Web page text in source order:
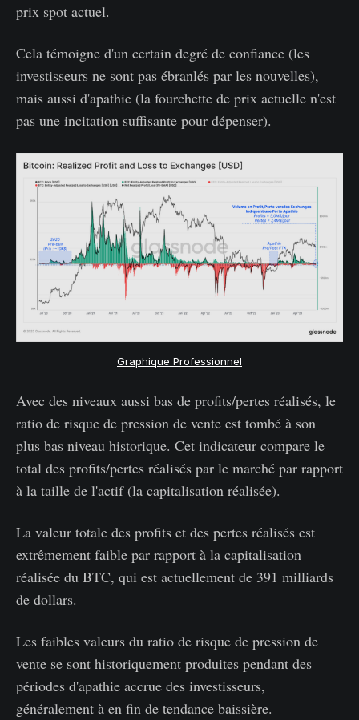
prix spot actuel.
Cela témoigne d'un certain degré de confiance (les
investisseurs ne sont pas ébranlés par les nouvelles),
mais aussi d'apathie (la fourchette de prix actuelle n'est
pas une incitation suffisante pour dépenser).
Graphique Professionnel
Avec des niveaux aussi bas de profits/pertes réalisés, le
ratio de risque de pression de vente est tombé à son
plus bas niveau historique. Cet indicateur compare le
total des profits/pertes réalisés par le marché par rapport
à la taille de l'actif (la capitalisation réalisée).
La valeur totale des profits et des pertes réalisés est
extrêmement faible par rapport à la capitalisation
réalisée du BTC, qui est actuellement de 391 milliards
de dollars.
Les faibles valeurs du ratio de risque de pression de
vente se sont historiquement produites pendant des
périodes d'apathie accrue des investisseurs,
généralement à en fin de tendance baissière.